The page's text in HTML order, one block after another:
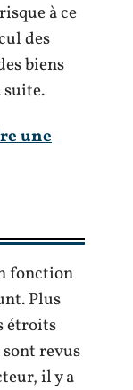
à ce
des
biens
une
fonction
Plus
étroits
revus
il y a